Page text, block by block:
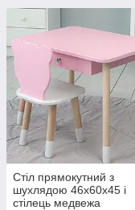
Стіл прямокутний з
шухлядою 46х60х45 і
стілець медвежа